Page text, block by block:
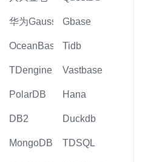
华为Gauss Gbase
OceanBase Tidb
TDengine Vastbase
PolarDB Hana
DB2 Duckdb
MongoDB TDSQL